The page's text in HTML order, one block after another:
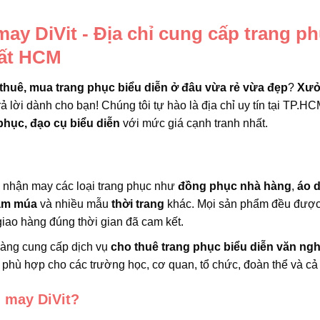
DiVit - Địa chỉ cung cấp trang
HCM
mua trang phục biểu diễn ở đâu vừa rẻ vừa đẹp?
lời dành cho bạn! Chúng tôi tự hào là địa chỉ uy tín tại
đạo cụ biểu diễn với mức giá cạnh tranh nhất.
nhận may các loại trang phục như đồng phục nhà hàng, áo
múavà nhiều mẫu thời trang khác. Mọi sản phẩm đều
hàng đúng thời gian đã cam kết.
cung cấp dịch vụ cho thuê trang phục biểu diễn văn
hợp cho các trường học, cơ quan, tổ chức, đoàn thể và cả
DiVit?